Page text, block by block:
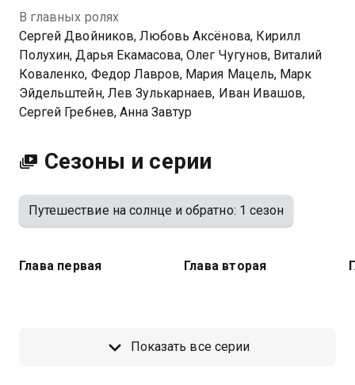
реализма и погрузиться в 90-е.
В главных ролях
Сергей Двойников, Любовь Аксёнова, Кирилл
Полухин, Дарья Екамасова, Олег Чугунов, Виталий
Коваленко, Федор Лавров, Мария Мацель, Марк
Эйдельштейн, Лев Зулькарнаев, Иван Ивашов,
Сергей Гребнев, Анна Завтур
Сезоны и серии
Путешествие на солнце и обратно: 1 сезон
Глава первая Глава вторая
Показать все серии